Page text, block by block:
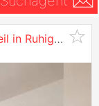
Halbstock- Maisonette mit Gartenanteil in Ruhiger Lage in